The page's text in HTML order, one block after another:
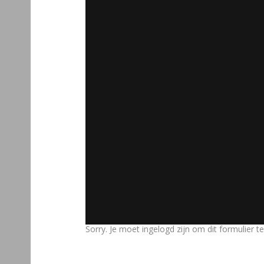
Sorry. Je moet ingelogd zijn om dit formulier